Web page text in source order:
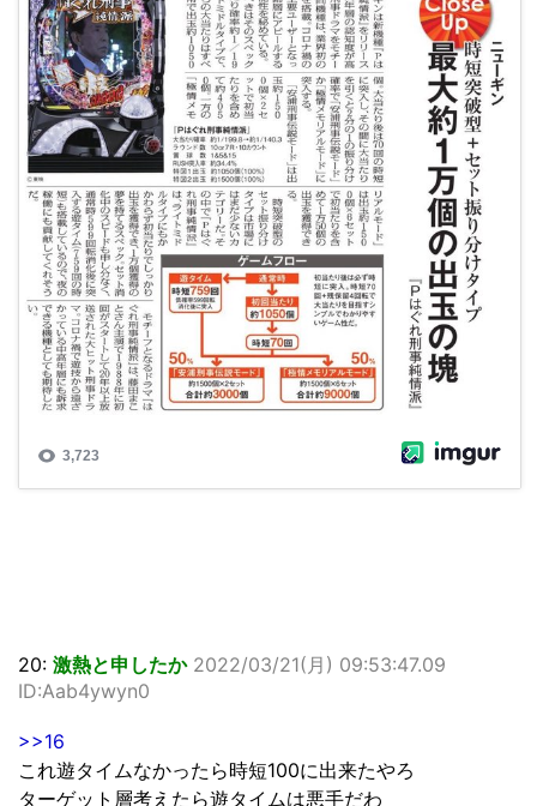
20: 激熱と申したか 2022/03/21(月) 09:53:47.09
ID:Aab4ywyn0
>>16
これ遊タイムなかったら時短100に出来たやろ
ターゲット層考えたら遊タイムは悪手だわ